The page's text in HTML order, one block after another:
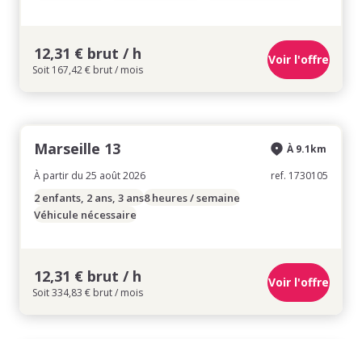
12,31 € brut / h
Soit 167,42 € brut / mois
Voir l'offre
Marseille 13
À partir du 25 août 2026
À 9.1km
ref. 1730105
2 enfants, 2 ans, 3 ans8 heures / semaine
Véhicule nécessaire
12,31 € brut / h
Soit 334,83 € brut / mois
Voir l'offre